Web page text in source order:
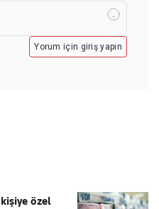
Yorum için giriş yapın
özel